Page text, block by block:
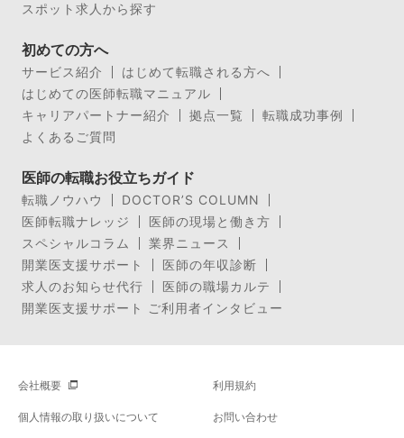
スポット求人から探す
初めての方へ
サービス紹介
はじめて転職される方へ
はじめての医師転職マニュアル
キャリアパートナー紹介
拠点一覧
転職成功事例
よくあるご質問
医師の転職お役立ちガイド
転職ノウハウ
DOCTOR’S COLUMN
医師転職ナレッジ
医師の現場と働き方
スペシャルコラム
業界ニュース
開業医支援サポート
医師の年収診断
求人のお知らせ代行
医師の職場カルテ
開業医支援サポート ご利用者インタビュー
会社概要 利用規約
個人情報の取り扱いについて お問い合わせ